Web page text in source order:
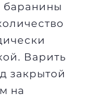
баранины
Варить
закрытой
на